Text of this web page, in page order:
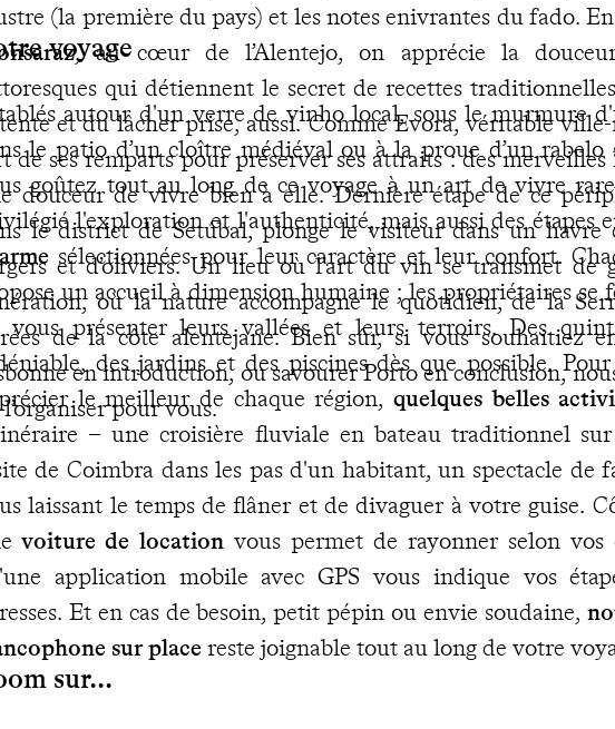
(la première du pays) et les notes enivrantes du fado.
, au cœur de l’Alentejo, on apprécie la
qui détiennent le secret de recettes
et du lâcher prise, aussi. Comme Evora, véritable ville-
de ses remparts pour préserver ses attraits : des
douceur de vivre bien à elle. Dernière étape de ce
le district de Setúbal, plonge le visiteur dans un havre
et d’oliviers. Un lieu où l’art du vin se transmet de
où la nature accompagne le quotidien, de la
de la côte alentejane. Bien sûr, si vous souhaitiez
en introduction, ou savourer Porto en conclusion,
pour vous.
voyage
autour d'un verre de vinho local, sous le murmure
le patio d’un cloître médiéval ou à la proue d’un
goûtez tout au long de ce voyage à un art de vivre
l'exploration et l'authenticité, mais aussi des étapes
sélectionnées pour leur caractère et leur confort.
un accueil à dimension humaine ; les propriétaires se
vous présenter leurs vallées et leurs terroirs. Des
des jardins et des piscines dès que possible.
le meilleur de chaque région, quelques belles
– une croisière fluviale en bateau traditionnel
de Coimbra dans les pas d'un habitant, un spectacle de
laissant le temps de flâner et de divaguer à votre guise.
voiture de locationvous permet de rayonner selon vos
application mobile avec GPS vous indique vos
Et en cas de besoin, petit pépin ou envie soudaine,
sur place reste joignable tout au long de votre
sur...